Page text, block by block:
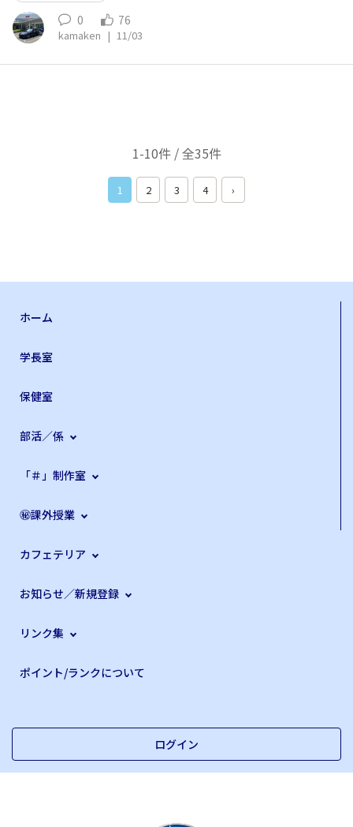
0 76
kamaken | 11/03
1-10件 / 全35件
1 2 3 4 ›
ホーム
学長室
保健室
部活／係
「＃」制作室
㊙課外授業
カフェテリア
お知らせ／新規登録
リンク集
ポイント/ランクについて
ログイン